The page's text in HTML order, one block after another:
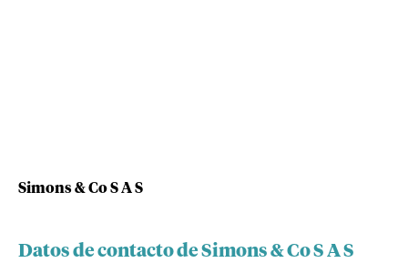
Simons & Co S A S
Datos de contacto de Simons & Co S A S